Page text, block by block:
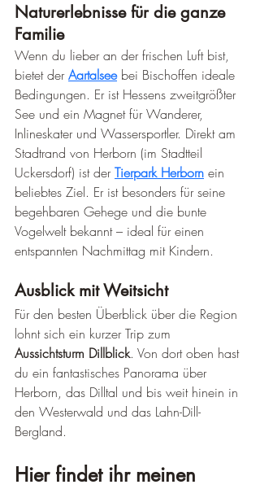
Naturerlebnisse für die ganze
Familie
Wenn du lieber an der frischen Luft bist,
bietet der Aartalsee bei Bischoffen ideale
Bedingungen. Er ist Hessens zweitgrößter
See und ein Magnet für Wanderer,
Inlineskater und Wassersportler. Direkt am
Stadtrand von Herborn (im Stadtteil
Uckersdorf) ist der Tierpark Herborn ein
beliebtes Ziel. Er ist besonders für seine
begehbaren Gehege und die bunte
Vogelwelt bekannt – ideal für einen
entspannten Nachmittag mit Kindern.
Ausblick mit Weitsicht
Für den besten Überblick über die Region
lohnt sich ein kurzer Trip zum
Aussichtsturm Dillblick. Von dort oben hast
du ein fantastisches Panorama über
Herborn, das Dilltal und bis weit hinein in
den Westerwald und das Lahn-Dill-
Bergland.
Hier findet ihr meinen